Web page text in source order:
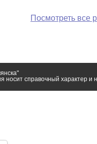
Посмотреть все
носит справочный характер и